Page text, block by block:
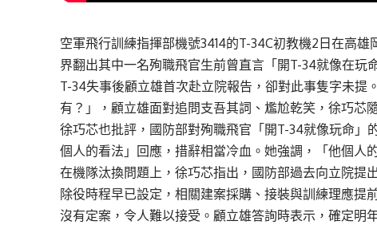
空軍飛行訓練指揮部機號3414的T-34C初教機2日在高
界翻出其中一名殉職飛官生前曾直言「開T-34就像在
T-34失事後顧立雄首次赴立院報告，卻對此事隻字未提
有？」，顧立雄面對追問支吾其詞、尷尬乾笑，徐巧芯
徐巧芯也批評，國防部對殉職飛官「開T-34就像玩命
個人的看法」回應，措辭相當冷血。她強調，「他個人
在機隊汰換問題上，徐巧芯指出，國防部過去向立院提
除役時程早已設定，相關建案採購、接裝與訓練理應提
沒有定案，令人難以接受。顧立雄答詢時表示，確定